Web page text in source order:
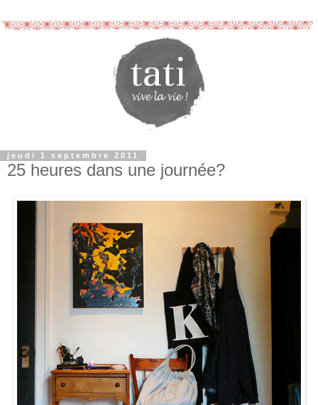
jeudi 1 septembre 2011
25 heures dans une journée?